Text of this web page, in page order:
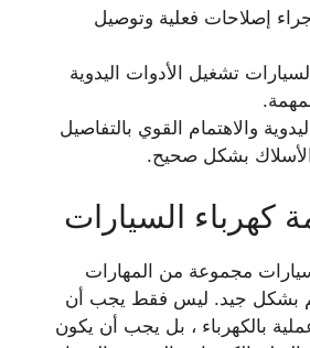
إصلاحات فعلية وتوصيل
تشغيل الأدوات اليدوية
والاهتمام القوي بالتفاصيل
بشكل صحيح.
كهرباء السيارات
مجموعة من المهارات
بشكل جيد. ليس فقط يجب أن
بالكهرباء ، بل يجب أن يكون